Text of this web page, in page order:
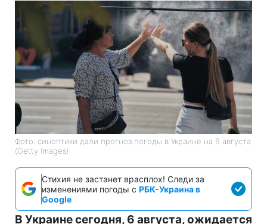
Фото: синоптики дали прогноз погоды в Украине на 6 августа
(Getty Images)
Стихия не застанет врасплох! Следи за
изменениями погоды с РБК-Украина в
Google
В Украине сегодня, 6 августа, ожидается